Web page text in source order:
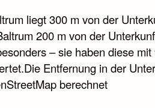
liegt 300 m von der
200 m von der
– sie haben diese
Entfernung in der
berechnet